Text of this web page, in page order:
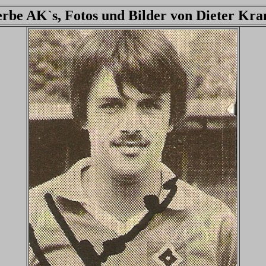
AK`s, Fotos und Bilder von Dieter